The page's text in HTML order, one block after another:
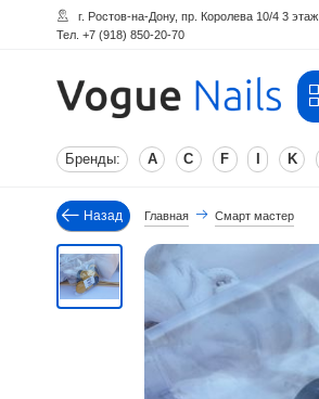
г. Ростов-на-Дону, пр. Королева 10/4 3 этаж
Тел. +7 (918) 850-20-70
Бренды: A C F K
Назад Главная Смарт мастер